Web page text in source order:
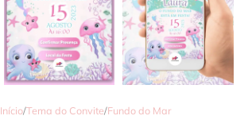
Início/Tema do Convite/Fundo do Mar